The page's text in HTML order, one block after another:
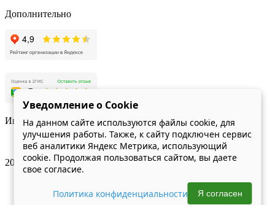
Дополнительно
Индекс качества сайта Яндекс
2026 Аренда инструмента Нижний Новгород
Уведомление о Cookie
На данном сайте используются файлы cookie, для
улучшения работы. Также, к сайту подключен сервис
веб аналитики Яндекс Метрика, использующий
cookie. Продолжая пользоваться сайтом, вы даете
свое согласие.
Политика конфиденциальности Я согласен